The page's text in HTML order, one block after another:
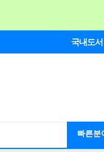
국내도서
빠른분